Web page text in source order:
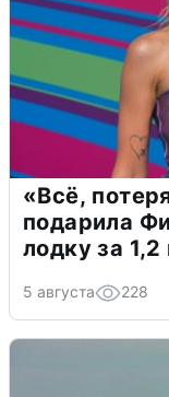
«Всё,
подарила
лодку за
5 августа 228